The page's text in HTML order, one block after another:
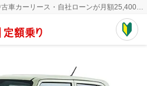
スズキ アルトラパンＬＣの新車・中古車カーリース・自社ローンが月額25,400円~